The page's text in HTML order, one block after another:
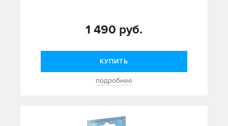
1 490 руб.
КУПИТЬ
подробнее